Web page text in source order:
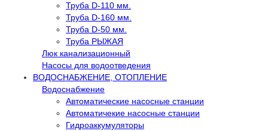
Труба D-110 мм.
Труба D-160 мм.
Труба D-50 мм.
Труба РЫЖАЯ
Люк канализационный
Насосы для водоотведения
ВОДОСНАБЖЕНИЕ, ОТОПЛЕНИЕ
Водоснабжение
Автоматичеcкие насосные станции
Автоматичекие насосные станции
Гидроаккумуляторы